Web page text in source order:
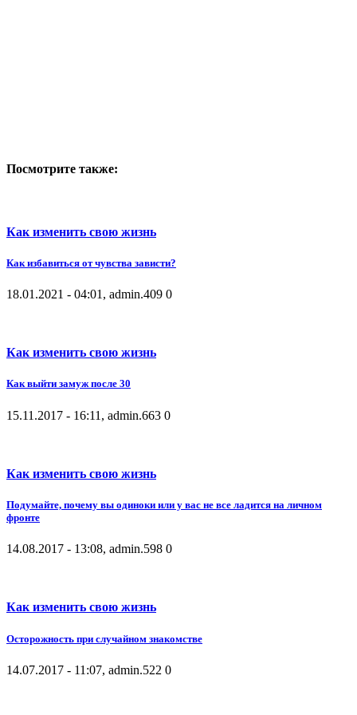
Посмотрите также:
Как изменить свою жизнь
Как избавиться от чувства зависти?
18.01.2021 - 04:01, admin.409 0
Как изменить свою жизнь
Как выйти замуж после 30
15.11.2017 - 16:11, admin.663 0
Как изменить свою жизнь
Подумайте, почему вы одиноки или у вас не все ладится на личном
фронте
14.08.2017 - 13:08, admin.598 0
Как изменить свою жизнь
Осторожность при случайном знакомстве
14.07.2017 - 11:07, admin.522 0